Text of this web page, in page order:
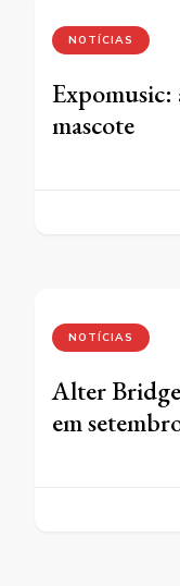
NOTÍCIAS
Expomusic:
mascote
NOTÍCIAS
Alter
em